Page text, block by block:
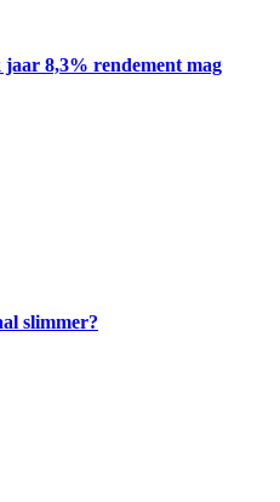
8,3% rendement mag
slimmer?